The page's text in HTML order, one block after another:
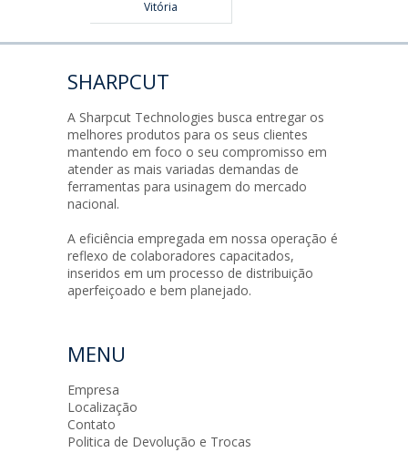
Vitória
SHARPCUT
A Sharpcut Technologies busca entregar os
melhores produtos para os seus clientes
mantendo em foco o seu compromisso em
atender as mais variadas demandas de
ferramentas para usinagem do mercado
nacional.
A eficiência empregada em nossa operação é
reflexo de colaboradores capacitados,
inseridos em um processo de distribuição
aperfeiçoado e bem planejado.
MENU
Empresa
Localização
Contato
Politica de Devolução e Trocas